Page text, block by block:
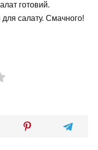
готовий.
для салату. Смачного!